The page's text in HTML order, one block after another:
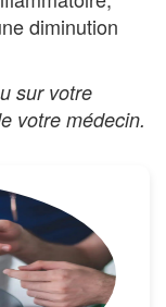
diminution
sur votre
votre médecin.